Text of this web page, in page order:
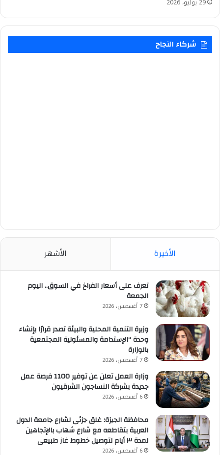
29 يوليو، 2026
شركاء النجاح
الأخيرة الأشهر
تعرف على أسعار الفراخ في السوق.. اليوم
الجمعة
7 أغسطس، 2026
وزيرة التنمية المحلية والبيئة تصدر قرارًا بإنشاء
وحدة “الإستدامة والمسئولية المجتمعية
بالوزارة
7 أغسطس، 2026
وزارة العمل تعلن عن توفير 1100 فرصة عمل
جديدة بشركة النساجون الشرقيون
6 أغسطس، 2026
محافظة الجيزة: غلق جزئى لشارع جامعة الدول
العربية بتقاطعه مع شارع شهاب بالإتجاهين
لمدة ٣ أيام لتوصيل خطوط غاز طبيعى
6 أغسطس، 2026